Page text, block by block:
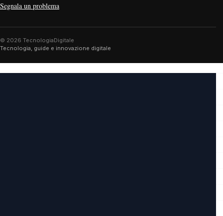
Segnala un problema
© 2026 TecnologiaDigitale
Tecnologia, guide e innovazione digitale